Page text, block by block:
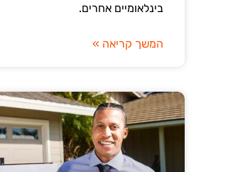
בינלאומיים אחרים.
המשך קריאה »